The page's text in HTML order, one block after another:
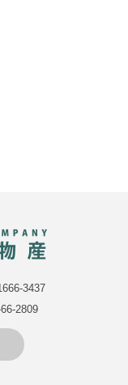
3437
2809